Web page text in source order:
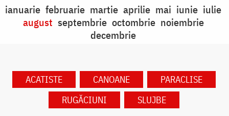
ianuarie februarie martie aprilie mai iunie iulie
august septembrie octombrie noiembrie
decembrie
ACATISTE CANOANE
PARACLISE
RUGĂCIUNI
SLUJBE